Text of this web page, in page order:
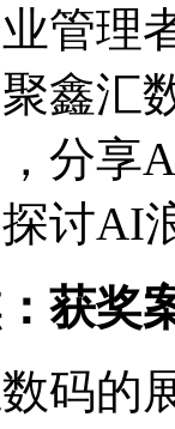
业管
鑫汇
，分
讨AI
：获
码的